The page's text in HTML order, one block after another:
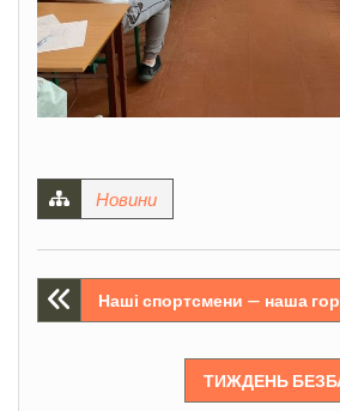
Новини
Навігація
Наші спортсмени — наша
ТИЖДЕНЬ